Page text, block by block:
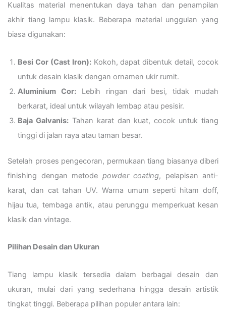
Kualitas material menentukan daya tahan dan penampilan
akhir tiang lampu klasik. Beberapa material unggulan yang
biasa digunakan:
Besi Cor (Cast Iron):Kokoh, dapat dibentuk detail, cocok
untuk desain klasik dengan ornamen ukir rumit.
Aluminium Cor:Lebih ringan dari besi, tidak mudah
berkarat, ideal untuk wilayah lembap atau pesisir.
Baja Galvanis:Tahan karat dan kuat, cocok untuk tiang
tinggi di jalan raya atau taman besar.
Setelah proses pengecoran, permukaan tiang biasanya diberi
finishing dengan metode powder coating, pelapisan anti-
karat, dan cat tahan UV. Warna umum seperti hitam doff,
hijau tua, tembaga antik, atau perunggu memperkuat kesan
klasik dan vintage.
Pilihan Desain dan Ukuran
Tiang lampu klasik tersedia dalam berbagai desain dan
ukuran, mulai dari yang sederhana hingga desain artistik
tingkat tinggi. Beberapa pilihan populer antara lain: